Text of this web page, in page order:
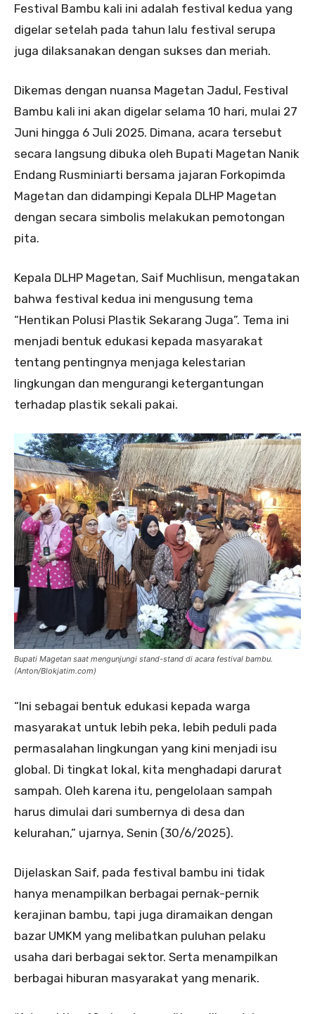
Festival Bambu kali ini adalah festival kedua yang
digelar setelah pada tahun lalu festival serupa
juga dilaksanakan dengan sukses dan meriah.
Dikemas dengan nuansa Magetan Jadul, Festival
Bambu kali ini akan digelar selama 10 hari, mulai 27
Juni hingga 6 Juli 2025. Dimana, acara tersebut
secara langsung dibuka oleh Bupati Magetan Nanik
Endang Rusminiarti bersama jajaran Forkopimda
Magetan dan didampingi Kepala DLHP Magetan
dengan secara simbolis melakukan pemotongan
pita.
Kepala DLHP Magetan, Saif Muchlisun, mengatakan
bahwa festival kedua ini mengusung tema
“Hentikan Polusi Plastik Sekarang Juga”. Tema ini
menjadi bentuk edukasi kepada masyarakat
tentang pentingnya menjaga kelestarian
lingkungan dan mengurangi ketergantungan
terhadap plastik sekali pakai.
Bupati Magetan saat mengunjungi stand-stand di acara festival bambu.
(Anton/Blokjatim.com)
“Ini sebagai bentuk edukasi kepada warga
masyarakat untuk lebih peka, lebih peduli pada
permasalahan lingkungan yang kini menjadi isu
global. Di tingkat lokal, kita menghadapi darurat
sampah. Oleh karena itu, pengelolaan sampah
harus dimulai dari sumbernya di desa dan
kelurahan,” ujarnya, Senin (30/6/2025).
Dijelaskan Saif, pada festival bambu ini tidak
hanya menampilkan berbagai pernak-pernik
kerajinan bambu, tapi juga diramaikan dengan
bazar UMKM yang melibatkan puluhan pelaku
usaha dari berbagai sektor. Serta menampilkan
berbagai hiburan masyarakat yang menarik.